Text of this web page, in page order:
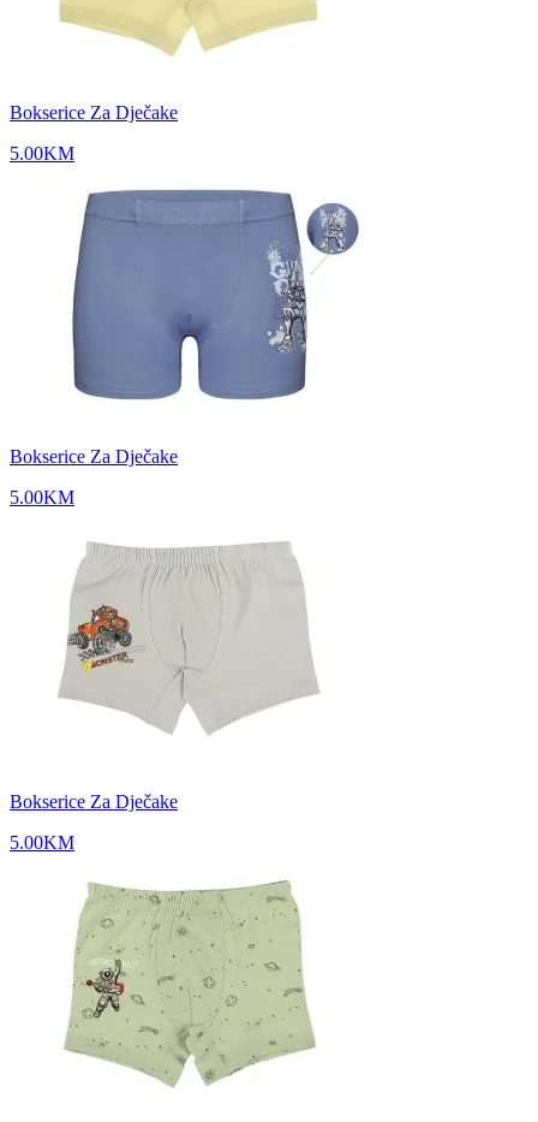
Bokserice Za Dječake
5.00KM
Bokserice Za Dječake
5.00KM
Bokserice Za Dječake
5.00KM